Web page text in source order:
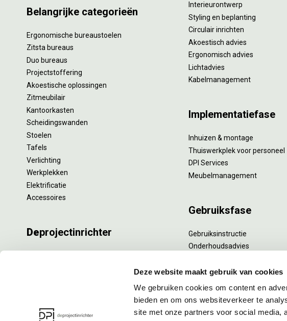
Deze website maakt gebruik van cookies
We gebruiken cookies om content en
bieden en om ons websiteverkeer te
site met onze partners voor social media,
Belangrijke categorieën
Ergonomische bureaustoelen
Zitsta bureaus
Duo bureaus
Projectstoffering
Akoestische oplossingen
Zitmeubilair
Kantoorkasten
Scheidingswanden
Stoelen
Tafels
Verlichting
Werkplekken
Elektrificatie
Accessoires
Deprojectinrichter
Interieurontwerp
Styling en beplanting
Circulair inrichten
Akoestisch advies
Ergonomisch advies
Lichtadvies
Kabelmanagement
Implementatiefase
Inhuizen & montage
Thuiswerkplek voor personeel
DPI Services
Meubelmanagement
Gebruiksfase
Gebruiksinstructie
Onderhoudsadvies
Specialistische reiniging
Refurbishment
Interne verhuizing